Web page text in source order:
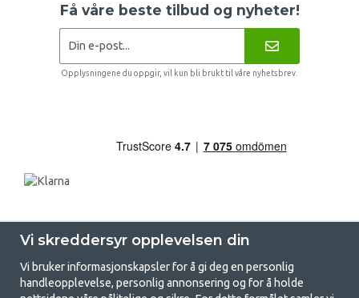
Få våre beste tilbud og nyheter!
Opplysningene du oppgir, vil kun bli brukt til våre nyhetsbrev.
Vi skreddersyr opplevelsen din
Vi bruker informasjonskapsler for å gi deg en personlig
handleopplevelse, personlig annonsering og for å holde